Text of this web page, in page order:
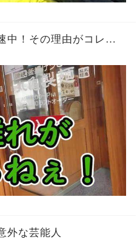
中！その理由がコレ…
外な芸能人